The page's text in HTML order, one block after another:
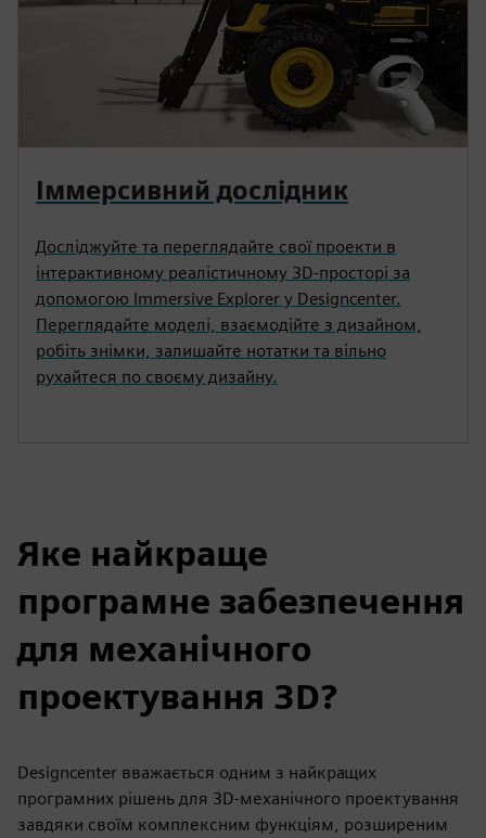
Іммерсивний дослідник
Досліджуйте та переглядайте свої проекти в
інтерактивному реалістичному 3D-просторі за
допомогою Immersive Explorer у Designcenter.
Переглядайте моделі, взаємодійте з дизайном,
робіть знімки, залишайте нотатки та вільно
рухайтеся по своєму дизайну.
Яке найкраще
програмне забезпечення
для механічного
проектування 3D?
Designcenter вважається одним з найкращих
програмних рішень для 3D-механічного проектування
завдяки своїм комплексним функціям, розширеним